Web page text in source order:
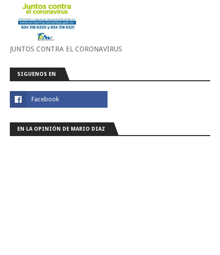
JUNTOS CONTRA EL CORONAVIRUS
SIGUENOS EN
EN LA OPINIÓN DE MARIO DIAZ